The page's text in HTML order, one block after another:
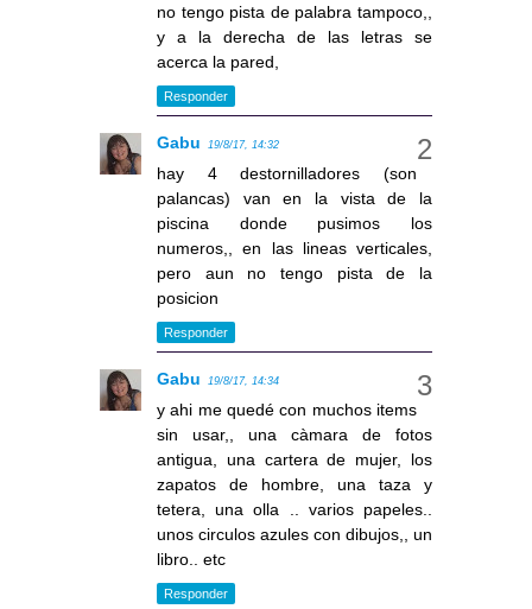
no tengo pista de palabra tampoco,,
y a la derecha de las letras se
acerca la pared,
Responder
Gabu 19/8/17, 14:32
hay 4 destornilladores (son
palancas) van en la vista de la
piscina donde pusimos los
numeros,, en las lineas verticales,
pero aun no tengo pista de la
posicion
Responder
Gabu 19/8/17, 14:34
y ahi me quedé con muchos items
sin usar,, una càmara de fotos
antigua, una cartera de mujer, los
zapatos de hombre, una taza y
tetera, una olla .. varios papeles..
unos circulos azules con dibujos,, un
libro.. etc
Responder